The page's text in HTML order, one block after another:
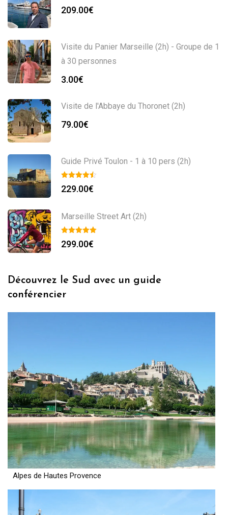
209.00€
Visite du Panier Marseille (2h) - Groupe de 1
à 30 personnes
3.00€
Visite de l'Abbaye du Thoronet (2h)
79.00€
Guide Privé Toulon - 1 à 10 pers (2h)
229.00€
Marseille Street Art (2h)
299.00€
Découvrez le Sud avec un guide
conférencier
Alpes de Hautes Provence